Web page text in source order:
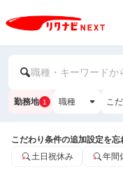
職種・キーワードか
勤務地 1 職種 こ
こだわり条件の追加設定を忘
土日祝休み
年間